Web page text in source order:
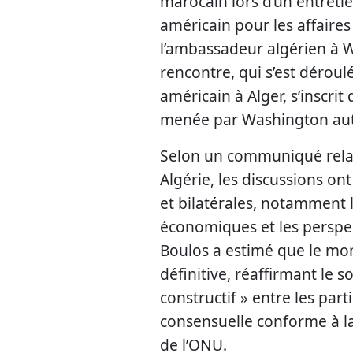
américain pour les
l’ambassadeur algérien à
rencontre, qui s’est
américain à Alger,
menée par Washington
Selon un communiqué
Algérie, les discussions
et bilatérales, notamment
économiques et les
Boulos a estimé que le
définitive, réaffirmant le
constructif » entre les
consensuelle conforme à
de l’ONU.